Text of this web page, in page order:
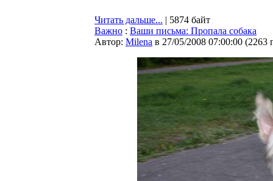
Читать дальше... | 5874 байт
Важно : Ваши письма: Пропала собака
Автор: Milena в 27/05/2008 07:00:00 (2263